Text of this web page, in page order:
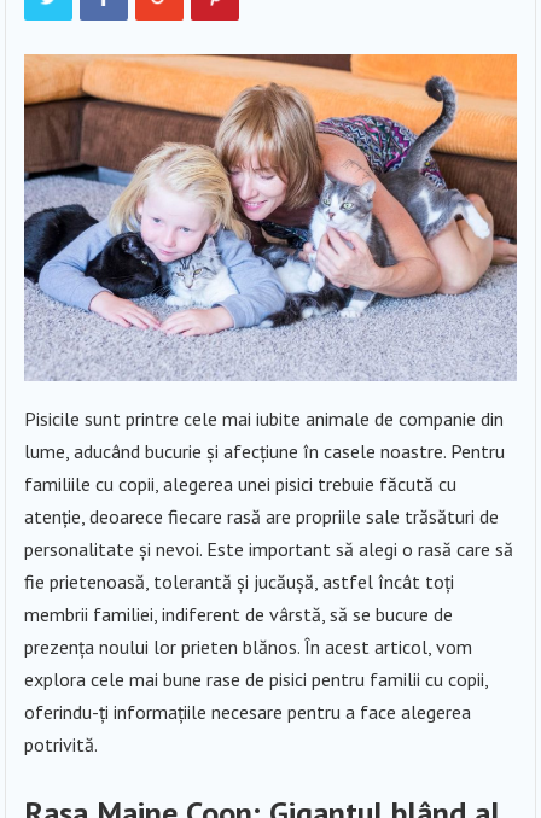
Pisicile sunt printre cele mai iubite animale de companie din
lume, aducând bucurie și afecțiune în casele noastre. Pentru
familiile cu copii, alegerea unei pisici trebuie făcută cu
atenție, deoarece fiecare rasă are propriile sale trăsături de
personalitate și nevoi. Este important să alegi o rasă care să
fie prietenoasă, tolerantă și jucăușă, astfel încât toți
membrii familiei, indiferent de vârstă, să se bucure de
prezența noului lor prieten blănos. În acest articol, vom
explora cele mai bune rase de pisici pentru familii cu copii,
oferindu-ți informațiile necesare pentru a face alegerea
potrivită.